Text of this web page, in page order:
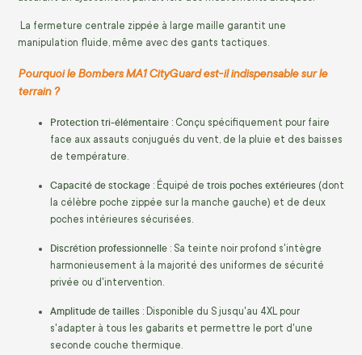
La fermeture centrale zippée à large maille garantit une
manipulation fluide, même avec des gants tactiques.
Pourquoi le Bombers MA1 CityGuard est-il indispensable sur le
terrain ?
Protection tri-élémentaire : Conçu spécifiquement pour faire
face aux assauts conjugués du vent, de la pluie et des baisses
de température.
Capacité de stockage : Équipé de trois poches extérieures (dont
la célèbre poche zippée sur la manche gauche) et de deux
poches intérieures sécurisées.
Discrétion professionnelle : Sa teinte noir profond s'intègre
harmonieusement à la majorité des uniformes de sécurité
privée ou d'intervention.
Amplitude de tailles : Disponible du S jusqu'au 4XL pour
s'adapter à tous les gabarits et permettre le port d'une
seconde couche thermique.